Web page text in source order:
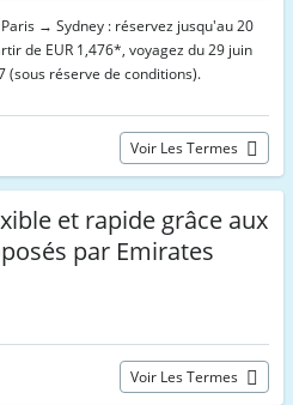
→ Sydney : réservez jusqu'au 20
de EUR 1,476*, voyagez du 29 juin
(sous réserve de conditions).
Voir Les Termes
et rapide grâce aux
par Emirates
Voir Les Termes